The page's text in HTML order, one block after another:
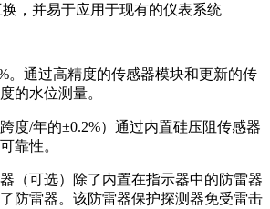
，并易于应用于现有的仪表系统
。通过高精度的传感器模块和更新的传
的水位测量。
度/年的±0.2%）通过内置硅压阻传感器
靠性。
（可选）除了内置在指示器中的防雷器
防雷器。该防雷器保护探测器免受雷击